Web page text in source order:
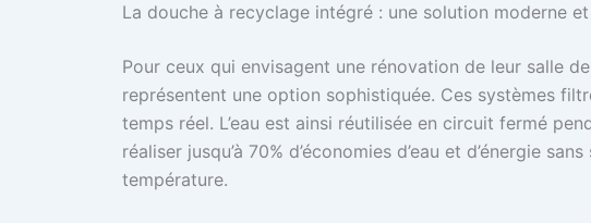
La douche à recyclage intégré : une solution moderne
Pour ceux qui envisagent une rénovation de leur salle
représentent une option sophistiquée. Ces systèmes
temps réel. L’eau est ainsi réutilisée en circuit fermé
réaliser jusqu’à 70% d’économies d’eau et d’énergie
température.